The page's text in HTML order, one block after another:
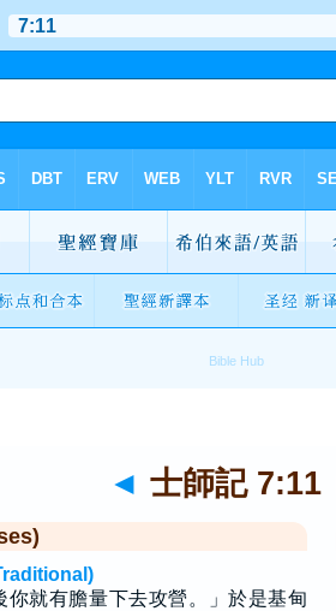
◄ 士師記 7:11
就有膽量下去攻營。」於是基甸